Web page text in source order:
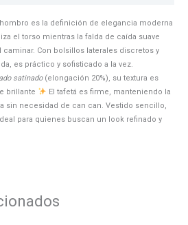
es la definición de elegancia moderna
el torso mientras la falda de caída suave
Con bolsillos laterales discretos y
es práctico y sofisticado a la vez.
satinado(elongación 20%), su textura es
brillante
El tafetá es firme, manteniendo la
sin necesidad de can can. Vestido sencillo,
para quienes buscan un look refinado y